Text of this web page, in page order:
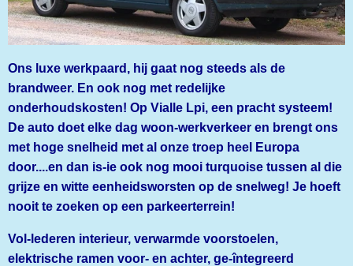
Ons luxe werkpaard, hij gaat nog steeds als de
brandweer. En ook nog met redelijke
onderhoudskosten! Op Vialle Lpi, een pracht systeem!
De auto doet elke dag woon-werkverkeer en brengt ons
met hoge snelheid met al onze troep heel Europa
door....en dan is-ie ook nog mooi turquoise tussen al die
grijze en witte eenheidsworsten op de snelweg! Je hoeft
nooit te zoeken op een parkeerterrein!
Vol-lederen interieur, verwarmde voorstoelen,
elektrische ramen voor- en achter, ge-întegreerd